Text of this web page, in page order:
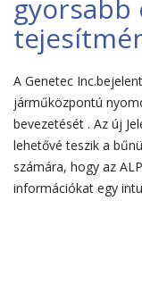
gyorsabb
A Genetec
járműközpontú
bevezetését . Az új
lehetővé teszik a
számára, hogy az
információkat egy